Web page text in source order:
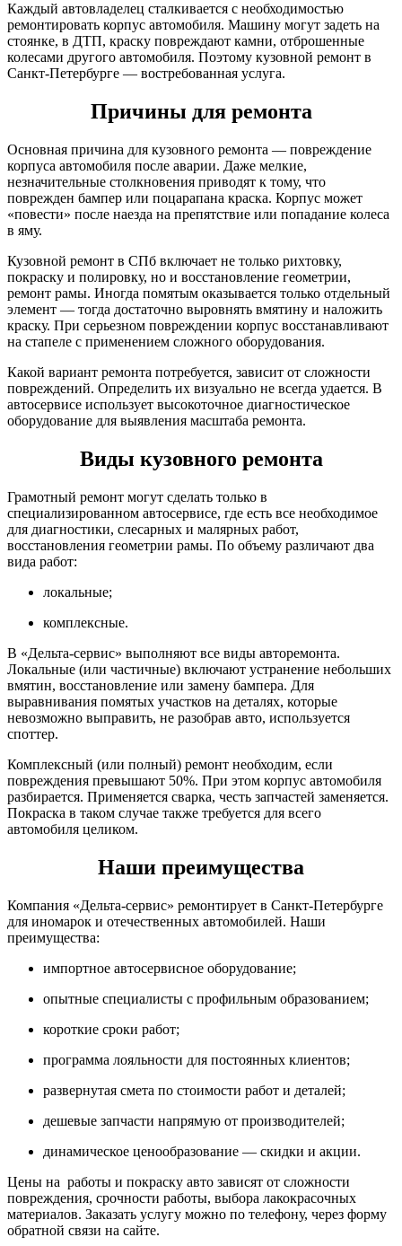
Каждый автовладелец сталкивается с необходимостью
ремонтировать корпус автомобиля. Машину могут задеть на
стоянке, в ДТП, краску повреждают камни, отброшенные
колесами другого автомобиля. Поэтому кузовной ремонт в
Санкт-Петербурге — востребованная услуга.
Причины для ремонта
Основная причина для кузовного ремонта — повреждение
корпуса автомобиля после аварии. Даже мелкие,
незначительные столкновения приводят к тому, что
поврежден бампер или поцарапана краска. Корпус может
«повести» после наезда на препятствие или попадание колеса
в яму.
Кузовной ремонт в СПб включает не только рихтовку,
покраску и полировку, но и восстановление геометрии,
ремонт рамы. Иногда помятым оказывается только отдельный
элемент — тогда достаточно выровнять вмятину и наложить
краску. При серьезном повреждении корпус восстанавливают
на стапеле с применением сложного оборудования.
Какой вариант ремонта потребуется, зависит от сложности
повреждений. Определить их визуально не всегда удается. В
автосервисе использует высокоточное диагностическое
оборудование для выявления масштаба ремонта.
Виды кузовного ремонта
Грамотный ремонт могут сделать только в
специализированном автосервисе, где есть все необходимое
для диагностики, слесарных и малярных работ,
восстановления геометрии рамы. По объему различают два
вида работ:
локальные;
комплексные.
В «Дельта-сервис» выполняют все виды авторемонта.
Локальные (или частичные) включают устранение небольших
вмятин, восстановление или замену бампера. Для
выравнивания помятых участков на деталях, которые
невозможно выправить, не разобрав авто, используется
споттер.
Комплексный (или полный) ремонт необходим, если
повреждения превышают 50%. При этом корпус автомобиля
разбирается. Применяется сварка, честь запчастей заменяется.
Покраска в таком случае также требуется для всего
автомобиля целиком.
Наши преимущества
Компания «Дельта-сервис» ремонтирует в Санкт-Петербурге
для иномарок и отечественных автомобилей. Наши
преимущества:
импортное автосервисное оборудование;
опытные специалисты с профильным образованием;
короткие сроки работ;
программа лояльности для постоянных клиентов;
развернутая смета по стоимости работ и деталей;
дешевые запчасти напрямую от производителей;
динамическое ценообразование — скидки и акции.
Цены на работы и покраску авто зависят от сложности
повреждения, срочности работы, выбора лакокрасочных
материалов. Заказать услугу можно по телефону, через форму
обратной связи на сайте.